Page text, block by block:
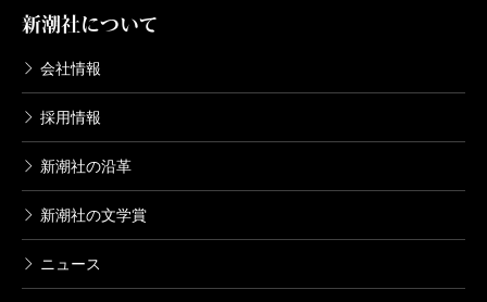
新潮社について
会社情報
採用情報
新潮社の沿革
新潮社の文学賞
ニュース